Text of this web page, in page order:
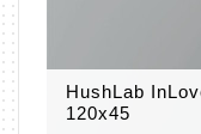
HushLab
120x45